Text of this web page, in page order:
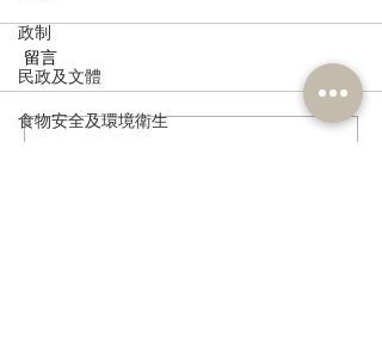
政制
民政及文體
食物安全及環境衛生
留言